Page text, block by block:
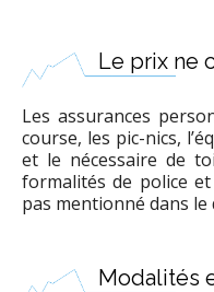
Le prix ne
Les assurances
course, les pic-nics,
et le nécessaire de
formalités de police
pas mentionné dans
Modalités